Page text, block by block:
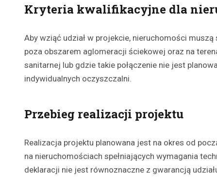
Kryteria kwalifikacyjne dla
Aby wziąć udział w projekcie, nieruchomości
poza obszarem aglomeracji ściekowej oraz na
sanitarnej lub gdzie takie połączenie nie jest
indywidualnych oczyszczalni.
Przebieg realizacji projektu
Realizacja projektu planowana jest na okres od
na nieruchomościach spełniających wymagania
deklaracji nie jest równoznaczne z gwarancją